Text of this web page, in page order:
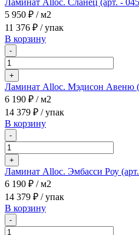
5 950 ₽ / м2
11 376 ₽ / упак
В корзину
-
+
Ламинат Alloc. Мэдисон Авеню
6 190 ₽ / м2
14 379 ₽ / упак
В корзину
-
+
Ламинат Alloc. Эмбасси Роу
6 190 ₽ / м2
14 379 ₽ / упак
В корзину
-